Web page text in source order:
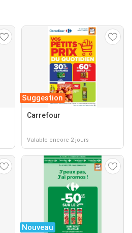
Suggestion
Carrefour
Valable encore 2 jours
Nouveau